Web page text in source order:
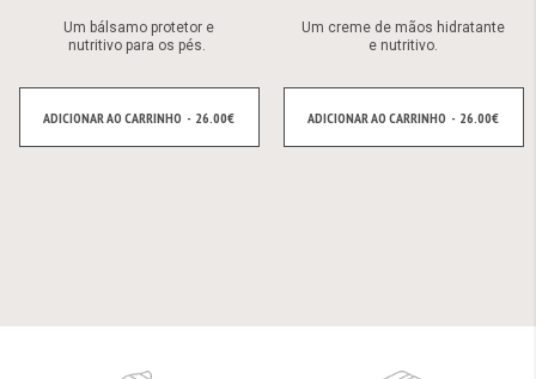
Um bálsamo protetor e
nutritivo para os pés.
ADICIONAR AO CARRINHO - 26.00€
Um creme de mãos hidratante
e nutritivo.
ADICIONAR AO CARRINHO - 26.00€